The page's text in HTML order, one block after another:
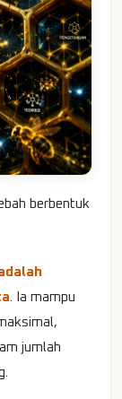
berbentuk
. Ia mampu
jumlah